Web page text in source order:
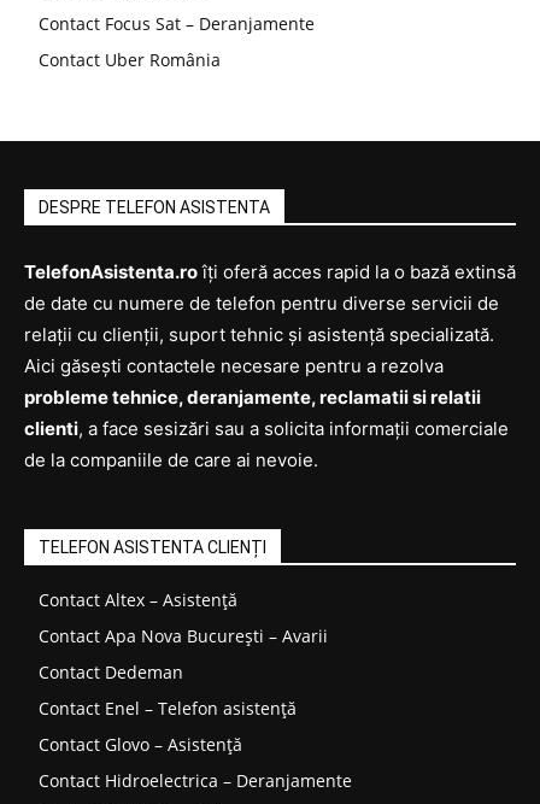
Contact Focus Sat – Deranjamente
Contact Uber România
DESPRE TELEFON ASISTENTA
TelefonAsistenta.roîți oferă acces rapid la o bază extinsă
de date cu numere de telefon pentru diverse servicii de
relații cu clienții, suport tehnic și asistență specializată.
Aici găsești contactele necesare pentru a rezolva
probleme tehnice, deranjamente, reclamatii si relatii
clienti, a face sesizări sau a solicita informații comerciale
de la companiile de care ai nevoie.
TELEFON ASISTENTA CLIENȚI
Contact Altex – Asistență
Contact Apa Nova București – Avarii
Contact Dedeman
Contact Enel – Telefon asistență
Contact Glovo – Asistență
Contact Hidroelectrica – Deranjamente